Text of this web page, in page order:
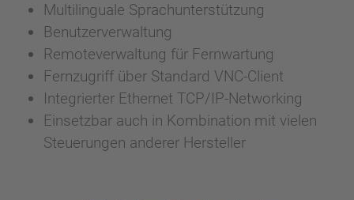
Multilinguale Sprachunterstützung
Benutzerverwaltung
Remoteverwaltung für Fernwartung
Fernzugriff über Standard VNC-Client
Integrierter Ethernet TCP/IP-Networking
Einsetzbar auch in Kombination mit vielen
Steuerungen anderer Hersteller